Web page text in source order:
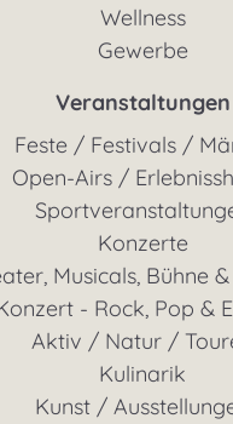
Wellness
Gewerbe
Veranstaltungen
Feste / Festivals /
Open-Airs /
Konzerte
Musicals, Bühne
- Rock, Pop &
Aktiv / Natur /
Kulinarik
Kunst /